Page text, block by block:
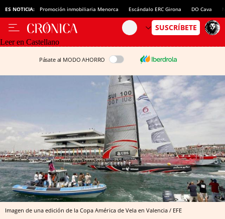
ES NOTICIA: Promoción inmobiliaria Menorca Escándalo ERC Girona DO Cava
Leer en Castellano
Pásate al MODO AHORRO
Imagen de una edición de la Copa América de Vela en Valencia / EFE